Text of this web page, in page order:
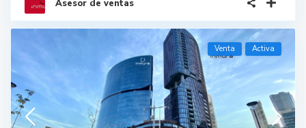
Asesor de ventas
Venta Activa